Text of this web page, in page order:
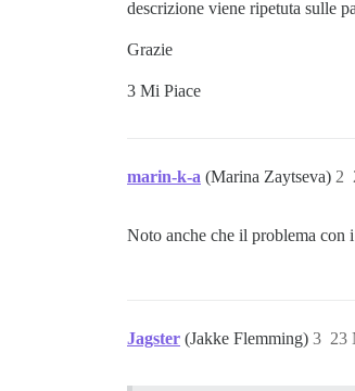
descrizione viene ripetuta sulle
Grazie
3 Mi Piace
marin-k-a (Marina Zaytseva) 2
Noto anche che il problema con
Jagster (Jakke Flemming) 23
3